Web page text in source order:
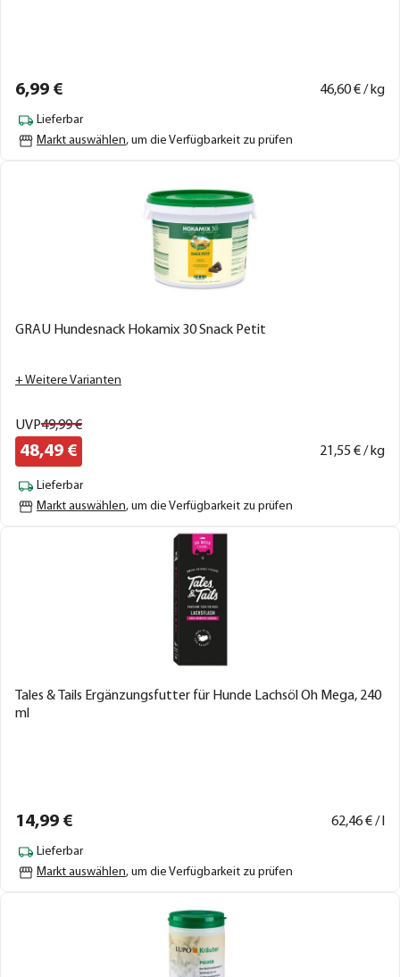
6,99 € 46,60€ / kg
Lieferbar
Markt auswählen, um die Verfügbarkeit zu prüfen
GRAU Hundesnack Hokamix 30 Snack Petit
+ Weitere Varianten
UVP49,99€
48,49 € 21,55€ / kg
Lieferbar
Markt auswählen, um die Verfügbarkeit zu prüfen
Tales & Tails Ergänzungsfutter für Hunde Lachsöl Oh Mega, 240
ml
14,99 € 62,46€ / l
Lieferbar
Markt auswählen, um die Verfügbarkeit zu prüfen